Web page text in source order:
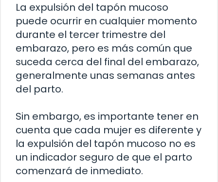
La expulsión del tapón mucoso
puede ocurrir en cualquier momento
durante el tercer trimestre del
embarazo, pero es más común que
suceda cerca del final del embarazo,
generalmente unas semanas antes
del parto.
Sin embargo, es importante tener en
cuenta que cada mujer es diferente y
la expulsión del tapón mucoso no es
un indicador seguro de que el parto
comenzará de inmediato.